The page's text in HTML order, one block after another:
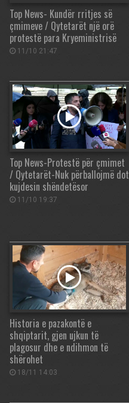
Top News- Kundër rritjes së
çmimeve / Qytetarët një orë
protestë para Kryeministrisë
11/10 21:47
Top News-Protestë për çmimet
/ Qytetarët-Nuk përballojmë dot
kujdesin shëndetësor
11/10 19:37
Historia e pazakontë e
shqiptarit, gjen ujkun të
plagosur dhe e ndihmon të
shërohet
18/11 14:03